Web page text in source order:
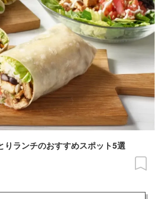
りランチのおすすめスポット5選